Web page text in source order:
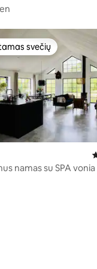
iš 5, atsiliepimų:
svečių
svečių
namas su SPA